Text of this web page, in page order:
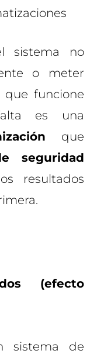
sistema no
o meter
funcione
es una
que
seguridad
resultados
(efecto
sistema de